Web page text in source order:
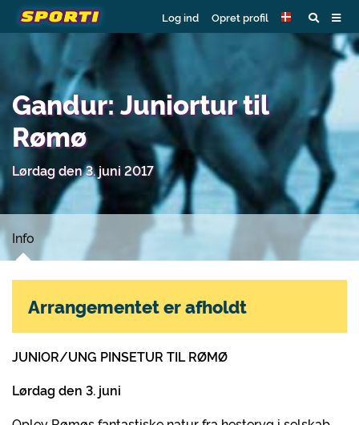
Log ind Opret profil
Gandur: Juniortur til
Rømø
Lørdag den 3. juni 2017
Info
JUNIOR/UNG PINSETUR TIL RØMØ
Lørdag den 3. juni
Arrangementet er afholdt